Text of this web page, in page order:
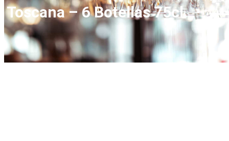
Toscana – 6 Botellas 75cl